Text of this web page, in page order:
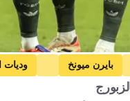
بايرن ميونخ وديات